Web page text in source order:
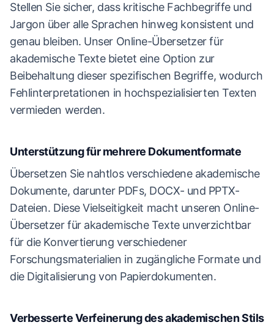
Stellen Sie sicher, dass kritische Fachbegriffe und
Jargon über alle Sprachen hinweg konsistent und
genau bleiben. Unser Online-Übersetzer für
akademische Texte bietet eine Option zur
Beibehaltung dieser spezifischen Begriffe, wodurch
Fehlinterpretationen in hochspezialisierten Texten
vermieden werden.
Unterstützung für mehrere Dokumentformate
Übersetzen Sie nahtlos verschiedene akademische
Dokumente, darunter PDFs, DOCX- und PPTX-
Dateien. Diese Vielseitigkeit macht unseren Online-
Übersetzer für akademische Texte unverzichtbar
für die Konvertierung verschiedener
Forschungsmaterialien in zugängliche Formate und
die Digitalisierung von Papierdokumenten.
Verbesserte Verfeinerung des akademischen Stils